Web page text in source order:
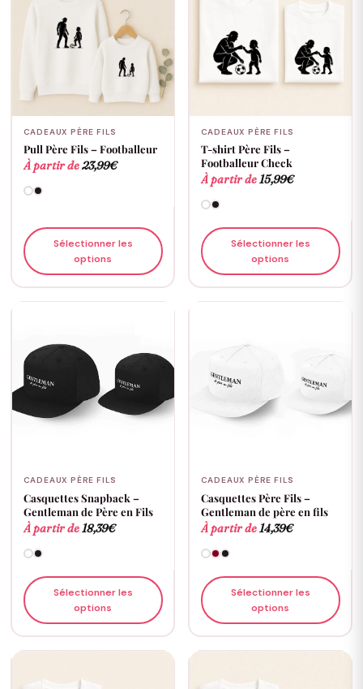
CADEAUX PÈRE FILS
Pull Père Fils – Footballeur
À partir de23,99€
Sélectionner les
options
CADEAUX PÈRE FILS
T-shirt Père Fils –
Footballeur Check
À partir de15,99€
Sélectionner les
options
CADEAUX PÈRE FILS
Casquettes Snapback –
Gentleman de Père en Fils
À partir de18,39€
Sélectionner les
options
CADEAUX PÈRE FILS
Casquettes Père Fils –
Gentleman de père en fils
À partir de14,39€
Sélectionner les
options